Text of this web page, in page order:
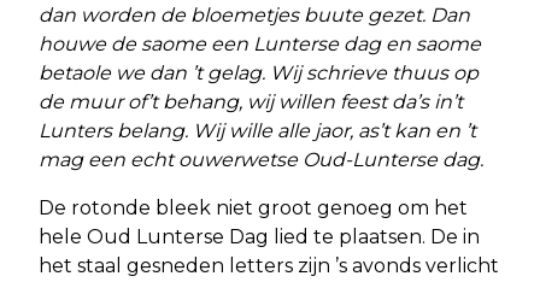
dan worden de bloemetjes buute gezet. Dan
houwe de saome een Lunterse dag en saome
betaole we dan ’t gelag. Wij schrieve thuus op
de muur of’t behang, wij willen feest da’s in’t
Lunters belang. Wij wille alle jaor, as’t kan en ’t
mag een echt ouwerwetse Oud-Lunterse dag.
De rotonde bleek niet groot genoeg om het
hele Oud Lunterse Dag lied te plaatsen. De in
het staal gesneden letters zijn ’s avonds verlicht